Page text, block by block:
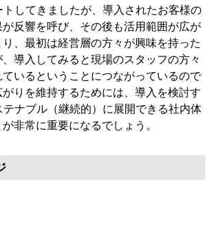
トしてきましたが、導入されたお客様の
反響を呼び、その後も活用範囲が広が
、最初は経営層の方々が興味を持った
導入してみると現場のスタッフの方々
いるということにつながっているので
りを維持するためには、導入を検討す
テナブル（継続的）に展開できる社内体
非常に重要になるでしょう。